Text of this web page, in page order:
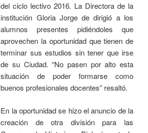
del ciclo lectivo 2016. La Directora de la
institución Gloria Jorge de dirigió a los
alumnos presentes pidiéndoles que
aprovechen la oportunidad que tienen de
terminar sus estudios sin tener que irse
de su Ciudad. “No pasen por alto esta
situación de poder formarse como
buenos profesionales docentes” resaltó.
En la oportunidad se hizo el anuncio de la
creación de otra división para las